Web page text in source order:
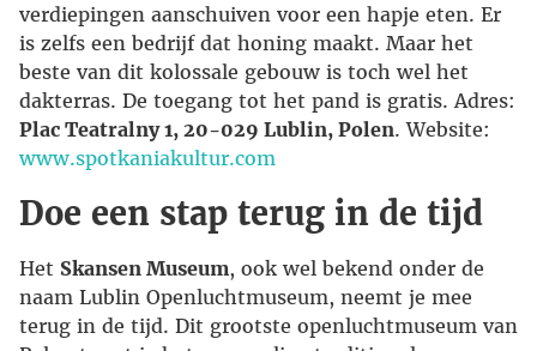
verdiepingen aanschuiven voor een hapje eten. Er
is zelfs een bedrijf dat honing maakt. Maar het
beste van dit kolossale gebouw is toch wel het
dakterras. De toegang tot het pand is gratis. Adres:
Plac Teatralny 1, 20-029 Lublin, Polen. Website:
www.spotkaniakultur.com
Doe een stap terug in de tijd
Het Skansen Museum, ook wel bekend onder de
naam Lublin Openluchtmuseum, neemt je mee
terug in de tijd. Dit grootste openluchtmuseum van